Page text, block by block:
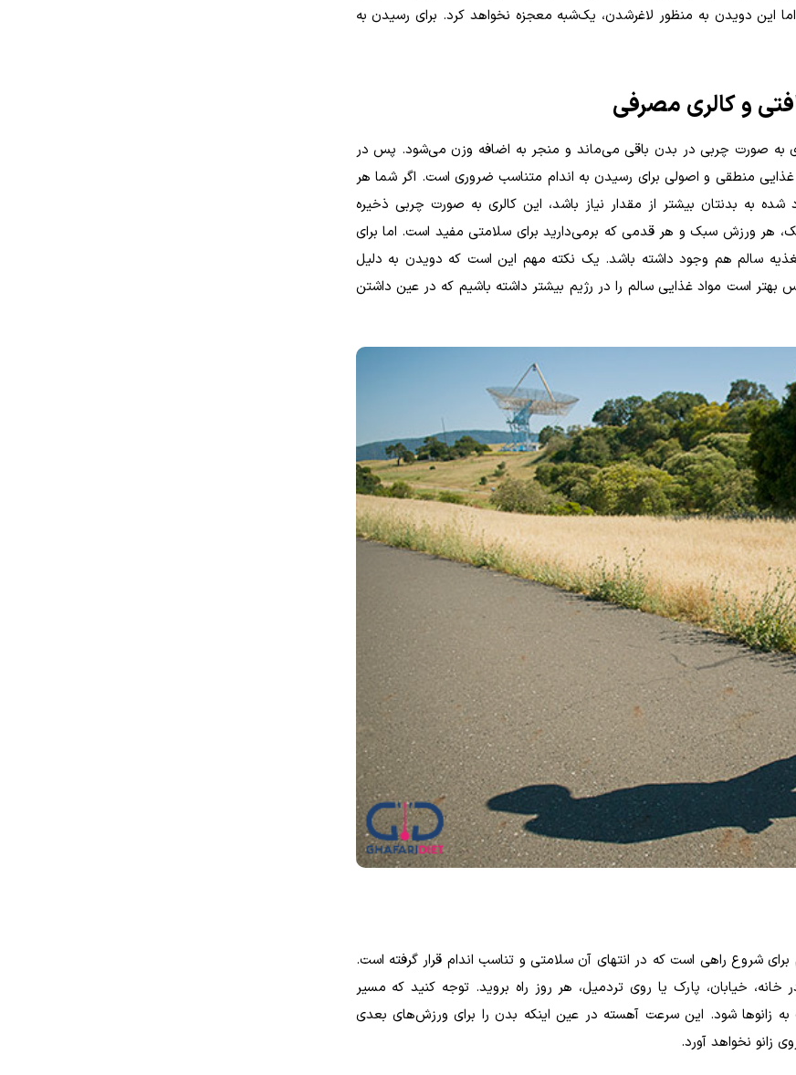
این دویدن به منظور لاغرشدن، یک‌شبه معجزه نخواهد کرد. برای رسیدن به
و کالری مصرفی
به صورت چربی در بدن باقی می‌ماند و منجر به اضافه وزن می‌شود. پس در
منطقی و اصولی برای رسیدن به اندام متناسب ضروری است. اگر شما هر
شده به بدنتان بیشتر از مقدار نیاز باشد، این کالری به صورت چربی ذخیره
هر ورزش سبک و هر قدمی که برمی‌دارید برای سلامتی مفید است. اما برای
سالم هم وجود داشته باشد. یک نکته مهم این است که دویدن به دلیل
است مواد غذایی سالم را در رژیم بیشتر داشته باشیم که در عین داشتن
شروع راهی است که در انتهای آن سلامتی و تناسب اندام قرار گرفته است.
خیابان، پارک یا روی تردمیل، هر روز راه بروید. توجه کنید که مسیر
زانوها شود. این سرعت آهسته در عین اینکه بدن را برای ورزش‌های بعدی
زانو نخواهد آورد.